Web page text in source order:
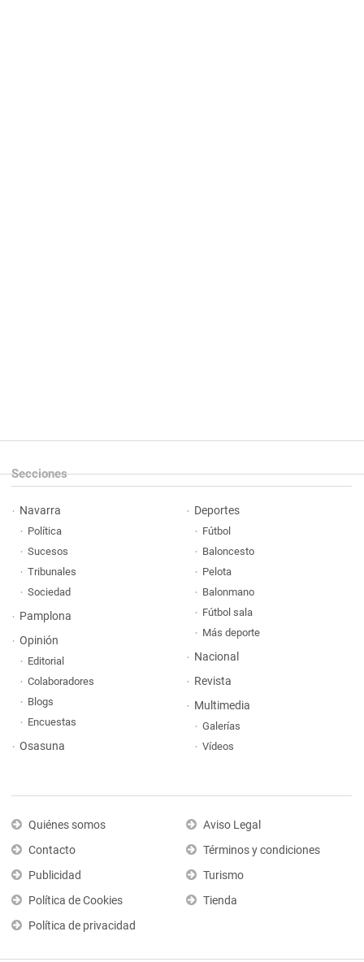
Secciones
Navarra
Política
Sucesos
Tribunales
Sociedad
Pamplona
Opinión
Editorial
Colaboradores
Blogs
Encuestas
Osasuna
Deportes
Fútbol
Baloncesto
Pelota
Balonmano
Fútbol sala
Más deporte
Nacional
Revista
Multimedia
Galerías
Vídeos
Quiénes somos
Contacto
Publicidad
Política de Cookies
Política de privacidad
Aviso Legal
Términos y condiciones
Turismo
Tienda